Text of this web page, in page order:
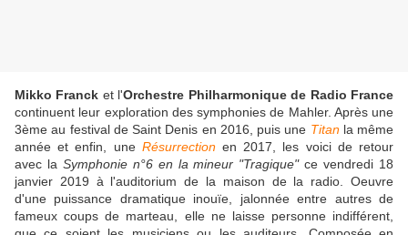
Mikko Franck et l'Orchestre Philharmonique de Radio France
continuent leur exploration des symphonies de Mahler. Après une
3ème au festival de Saint Denis en 2016, puis une Titanla même
année et enfin, une Résurrectionen 2017, les voici de retour
avec la Symphonie n°6 en la mineur "Tragique"ce vendredi 18
janvier 2019 à l'auditorium de la maison de la radio. Oeuvre
d'une puissance dramatique inouïe, jalonnée entre autres de
fameux coups de marteau, elle ne laisse personne indifférent,